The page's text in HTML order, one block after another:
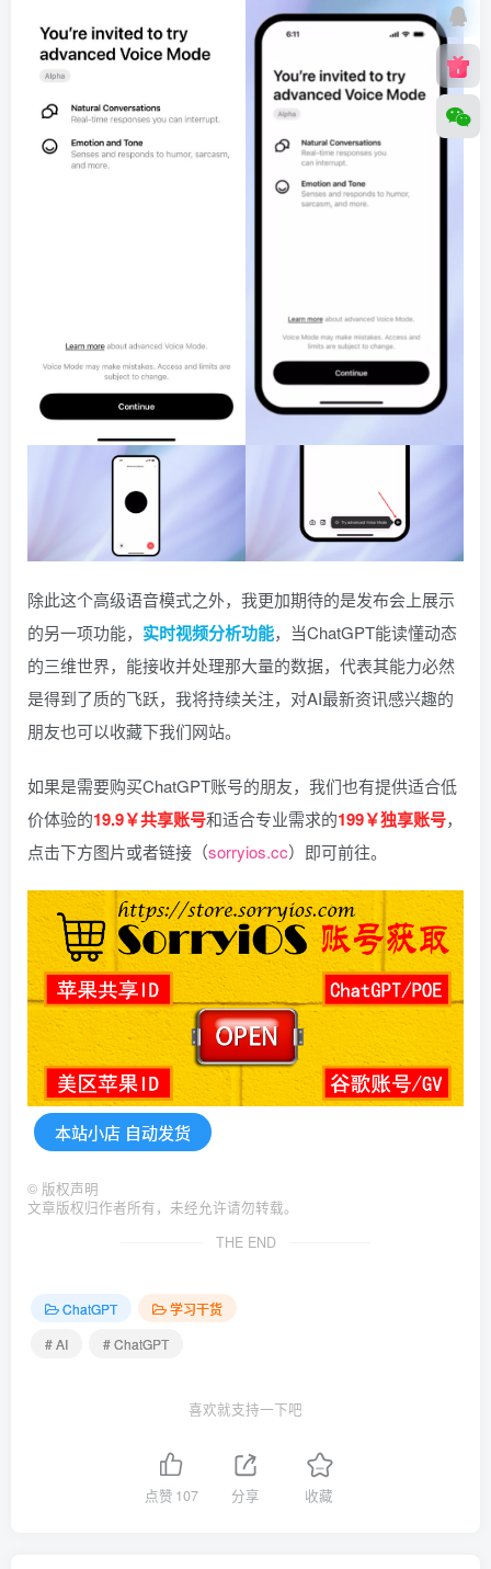
除此这个高级语音模式之外，我更加期待的是发布会上展示
的另一项功能， 实时视频分析功能，当ChatGPT能读懂动态
的三维世界，能接收并处理那大量的数据，代表其能力必然
是得到了质的飞跃，我将持续关注，对AI最新资讯感兴趣的
朋友也可以收藏下我们网站。
如果是需要购买ChatGPT账号的朋友，我们也有提供适合低
价体验的19.9￥共享账号和适合专业需求的199￥独享账号，
点击下方图片或者链接（sorryios.cc）即可前往。
本站小店 自动发货
© 版权声明
文章版权归作者所有，未经允许请勿转载。
THE END
ChatGPT
学习干货
# AI
# ChatGPT
喜欢就支持一下吧
点赞 107 分享 收藏